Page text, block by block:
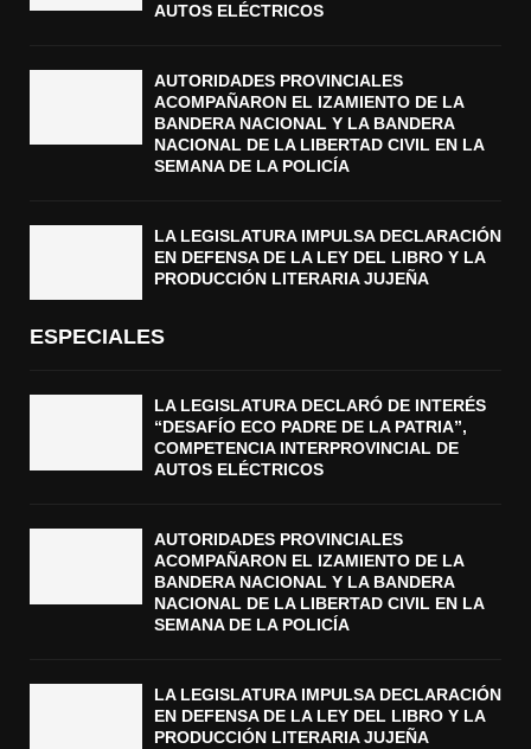
AUTOS ELÉCTRICOS
AUTORIDADES PROVINCIALES
ACOMPAÑARON EL IZAMIENTO DE LA
BANDERA NACIONAL Y LA BANDERA
NACIONAL DE LA LIBERTAD CIVIL EN LA
SEMANA DE LA POLICÍA
LA LEGISLATURA IMPULSA DECLARACIÓN
EN DEFENSA DE LA LEY DEL LIBRO Y LA
PRODUCCIÓN LITERARIA JUJEÑA
ESPECIALES
LA LEGISLATURA DECLARÓ DE INTERÉS
“DESAFÍO ECO PADRE DE LA PATRIA”,
COMPETENCIA INTERPROVINCIAL DE
AUTOS ELÉCTRICOS
AUTORIDADES PROVINCIALES
ACOMPAÑARON EL IZAMIENTO DE LA
BANDERA NACIONAL Y LA BANDERA
NACIONAL DE LA LIBERTAD CIVIL EN LA
SEMANA DE LA POLICÍA
LA LEGISLATURA IMPULSA DECLARACIÓN
EN DEFENSA DE LA LEY DEL LIBRO Y LA
PRODUCCIÓN LITERARIA JUJEÑA